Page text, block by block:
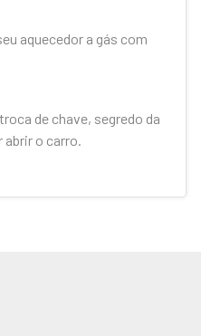
aquecedor a gás com
de chave, segredo da
abrir o carro.